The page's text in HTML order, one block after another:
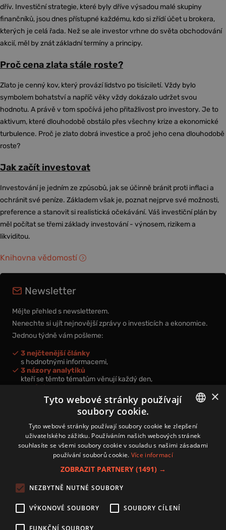
dřív. Investiční strategie, které byly dříve výsadou malé skupiny
finančníků, jsou dnes přístupné každému, kdo si zřídí účet u brokera,
kterých je celá řada. Než se ale investor vrhne do světa obchodování
akcií, měl by znát základní termíny a principy.
Proč cena zlata stále roste?
Zlato je cenný kov, který provází lidstvo po tisíciletí. Vždy bylo
symbolem bohatství a napříč věky vždy dokázalo udržet svou
hodnotu. A právě v tom spočívá jeho přitažlivost pro investory. Je to
aktivum, které dlouhodobě obstálo přes všechny krize a ekonomické
turbulence. Proč je zlato dobrá investice a proč jeho cena dlouhodobě
roste?
Jak začít investovat
Investování je jedním ze způsobů, jak se účinně bránit proti inflaci a
ochránit své peníze. Základem však je, poznat nejprve své možnosti,
preference a stanovit si realistická očekávání. Váš investiční plán by
měl počítat se třemi základy investování - výnosem, rizikem a
likviditou.
Knihovna vědomostí
Newsletter
Mějte přehled s newsletterem.
Nenechte si ujít nejnovější zprávy o investicích a ekonomice.
Jednou týdně vám pošleme:
3 nejčtenější články
s hodnotnými informacemi,
3 názory analytiků
kteří se těmto tématům věnují každý den,
nová videa a podcasty
k prohloubení vašich znalostí.
Přihlášením k newsletteru vyjadřujete svůj souhlas spodmínkami
zpracování osobních údajů.
Zásady používání souborů cookies
Autoři
Nastavení cookies
CZECH
×
Tyto webové stránky používají
soubory cookie.
Tyto webové stránky používají soubory cookie ke zlepšení
uživatelského zážitku. Používáním našich webových stránek
souhlasíte se všemi soubory cookie v souladu s našimi zásadami
používání souborů cookie. Více informací
ZOBRAZIT PARTNERY (1491) →
NEZBYTNĚ NUTNÉ SOUBORY
VÝKONOVÉ SOUBORY SOUBORY CÍLENÍ
FUNKČNÍ SOUBORY